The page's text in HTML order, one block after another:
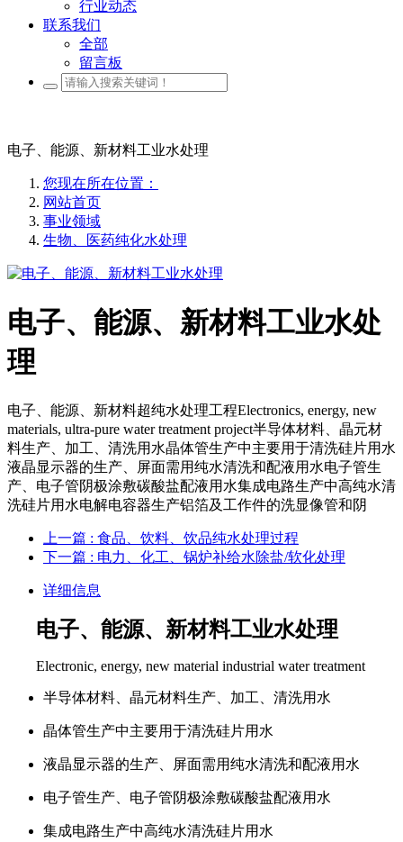
行业动态
联系我们
全部
留言板
电子、能源、新材料工业水处理
您现在所在位置：
网站首页
事业领域
生物、医药纯化水处理
电子、能源、新材料工业水处
理
电子、能源、新材料超纯水处理工程Electronics, energy, new
materials, ultra-pure water treatment project半导体材料、晶元材
料生产、加工、清洗用水晶体管生产中主要用于清洗硅片用水
液晶显示器的生产、屏面需用纯水清洗和配液用水电子管生
产、电子管阴极涂敷碳酸盐配液用水集成电路生产中高纯水清
洗硅片用水电解电容器生产铝箔及工作件的洗显像管和阴
上一篇 : 食品、饮料、饮品纯水处理过程
下一篇 : 电力、化工、锅炉补给水除盐/软化处理
详细信息
电子、能源、新材料工业水处理
Electronic, energy, new material industrial water treatment
半导体材料、晶元材料生产、加工、清洗用水
晶体管生产中主要用于清洗硅片用水
液晶显示器的生产、屏面需用纯水清洗和配液用水
电子管生产、电子管阴极涂敷碳酸盐配液用水
集成电路生产中高纯水清洗硅片用水